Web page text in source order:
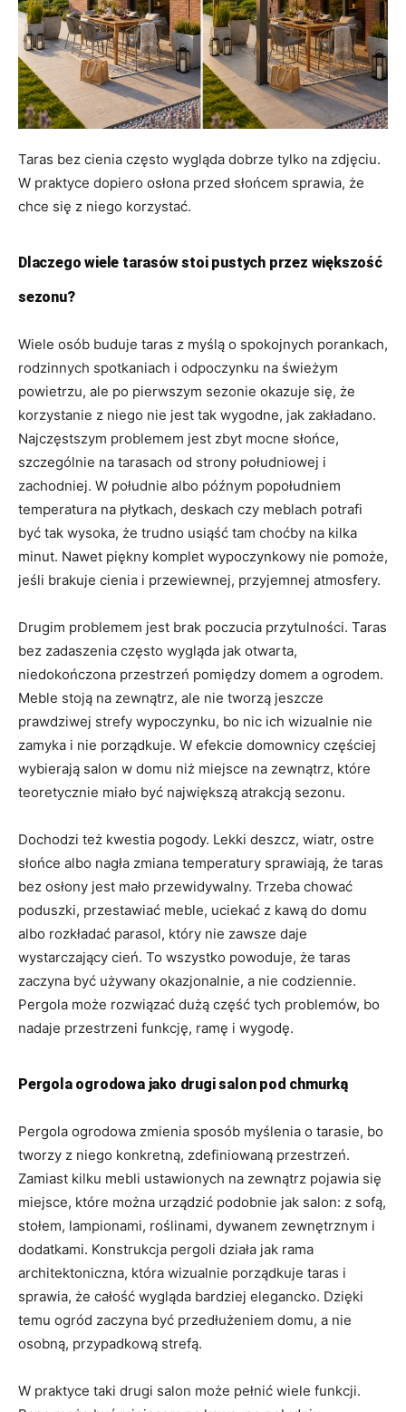
Taras bez cienia często wygląda dobrze tylko na zdjęciu.
W praktyce dopiero osłona przed słońcem sprawia, że
chce się z niego korzystać.
Dlaczego wiele tarasów stoi pustych przez większość
sezonu?
Wiele osób buduje taras z myślą o spokojnych porankach,
rodzinnych spotkaniach i odpoczynku na świeżym
powietrzu, ale po pierwszym sezonie okazuje się, że
korzystanie z niego nie jest tak wygodne, jak zakładano.
Najczęstszym problemem jest zbyt mocne słońce,
szczególnie na tarasach od strony południowej i
zachodniej. W południe albo późnym popołudniem
temperatura na płytkach, deskach czy meblach potrafi
być tak wysoka, że trudno usiąść tam choćby na kilka
minut. Nawet piękny komplet wypoczynkowy nie pomoże,
jeśli brakuje cienia i przewiewnej, przyjemnej atmosfery.
Drugim problemem jest brak poczucia przytulności. Taras
bez zadaszenia często wygląda jak otwarta,
niedokończona przestrzeń pomiędzy domem a ogrodem.
Meble stoją na zewnątrz, ale nie tworzą jeszcze
prawdziwej strefy wypoczynku, bo nic ich wizualnie nie
zamyka i nie porządkuje. W efekcie domownicy częściej
wybierają salon w domu niż miejsce na zewnątrz, które
teoretycznie miało być największą atrakcją sezonu.
Dochodzi też kwestia pogody. Lekki deszcz, wiatr, ostre
słońce albo nagła zmiana temperatury sprawiają, że taras
bez osłony jest mało przewidywalny. Trzeba chować
poduszki, przestawiać meble, uciekać z kawą do domu
albo rozkładać parasol, który nie zawsze daje
wystarczający cień. To wszystko powoduje, że taras
zaczyna być używany okazjonalnie, a nie codziennie.
Pergola może rozwiązać dużą część tych problemów, bo
nadaje przestrzeni funkcję, ramę i wygodę.
Pergola ogrodowa jako drugi salon pod chmurką
Pergola ogrodowa zmienia sposób myślenia o tarasie, bo
tworzy z niego konkretną, zdefiniowaną przestrzeń.
Zamiast kilku mebli ustawionych na zewnątrz pojawia się
miejsce, które można urządzić podobnie jak salon: z sofą,
stołem, lampionami, roślinami, dywanem zewnętrznym i
dodatkami. Konstrukcja pergoli działa jak rama
architektoniczna, która wizualnie porządkuje taras i
sprawia, że całość wygląda bardziej elegancko. Dzięki
temu ogród zaczyna być przedłużeniem domu, a nie
osobną, przypadkową strefą.
W praktyce taki drugi salon może pełnić wiele funkcji.